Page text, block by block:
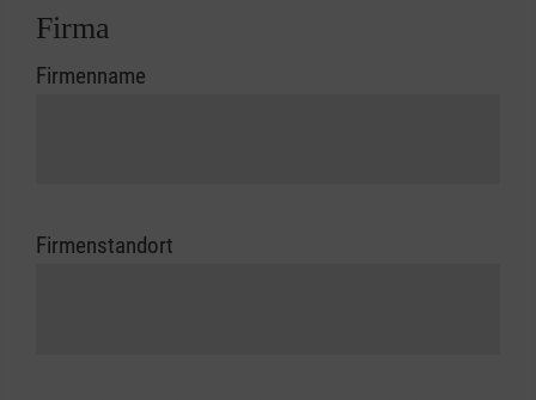
Firma
Firmenname
Firmenstandort